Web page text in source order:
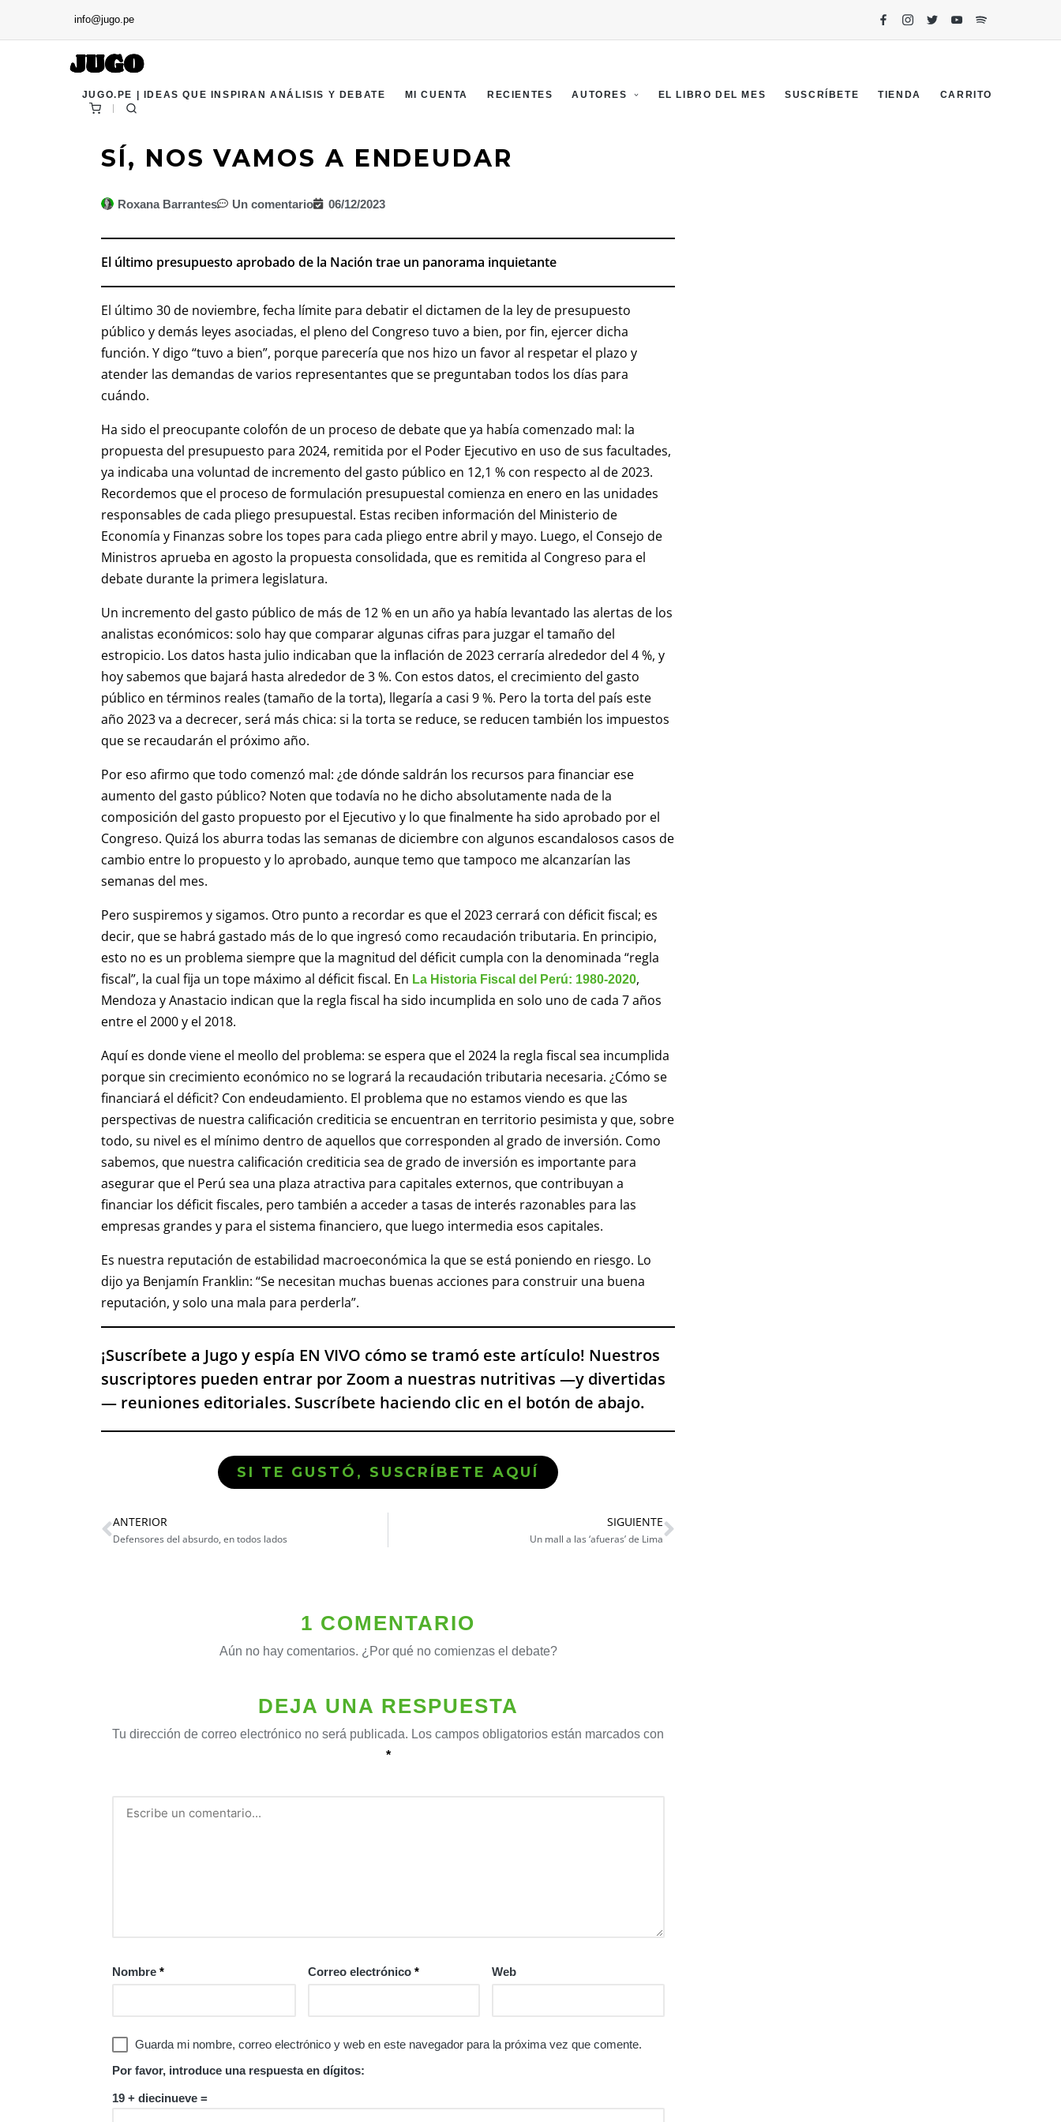
info@jugo.pe
JUGO.PE | IDEAS QUE INSPIRAN ANÁLISIS Y DEBATE MI CUENTA RECIENTES AUTORES EL LIBRO DEL MES SUSCRÍBETE TIENDA CARRITO
SÍ, NOS VAMOS A ENDEUDAR
Roxana Barrantes Un comentario 06/12/2023
El último presupuesto aprobado de la Nación trae un panorama inquietante
El último 30 de noviembre, fecha límite para debatir el dictamen de la ley de presupuesto
público y demás leyes asociadas, el pleno del Congreso tuvo a bien, por fin, ejercer dicha
función. Y digo “tuvo a bien”, porque parecería que nos hizo un favor al respetar el plazo y
atender las demandas de varios representantes que se preguntaban todos los días para
cuándo.
Ha sido el preocupante colofón de un proceso de debate que ya había comenzado mal: la
propuesta del presupuesto para 2024, remitida por el Poder Ejecutivo en uso de sus facultades,
ya indicaba una voluntad de incremento del gasto público en 12,1 % con respecto al de 2023.
Recordemos que el proceso de formulación presupuestal comienza en enero en las unidades
responsables de cada pliego presupuestal. Estas reciben información del Ministerio de
Economía y Finanzas sobre los topes para cada pliego entre abril y mayo. Luego, el Consejo de
Ministros aprueba en agosto la propuesta consolidada, que es remitida al Congreso para el
debate durante la primera legislatura.
Un incremento del gasto público de más de 12 % en un año ya había levantado las alertas de los
analistas económicos: solo hay que comparar algunas cifras para juzgar el tamaño del
estropicio. Los datos hasta julio indicaban que la inflación de 2023 cerraría alrededor del 4 %, y
hoy sabemos que bajará hasta alrededor de 3 %. Con estos datos, el crecimiento del gasto
público en términos reales (tamaño de la torta), llegaría a casi 9 %. Pero la torta del país este
año 2023 va a decrecer, será más chica: si la torta se reduce, se reducen también los impuestos
que se recaudarán el próximo año.
Por eso afirmo que todo comenzó mal: ¿de dónde saldrán los recursos para financiar ese
aumento del gasto público? Noten que todavía no he dicho absolutamente nada de la
composición del gasto propuesto por el Ejecutivo y lo que finalmente ha sido aprobado por el
Congreso. Quizá los aburra todas las semanas de diciembre con algunos escandalosos casos de
cambio entre lo propuesto y lo aprobado, aunque temo que tampoco me alcanzarían las
semanas del mes.
Pero suspiremos y sigamos. Otro punto a recordar es que el 2023 cerrará con déficit fiscal; es
decir, que se habrá gastado más de lo que ingresó como recaudación tributaria. En principio,
esto no es un problema siempre que la magnitud del déficit cumpla con la denominada “regla
fiscal”, la cual fija un tope máximo al déficit fiscal. En La Historia Fiscal del Perú: 1980-2020,
Mendoza y Anastacio indican que la regla fiscal ha sido incumplida en solo uno de cada 7 años
entre el 2000 y el 2018.
Aquí es donde viene el meollo del problema: se espera que el 2024 la regla fiscal sea incumplida
porque sin crecimiento económico no se logrará la recaudación tributaria necesaria. ¿Cómo se
financiará el déficit? Con endeudamiento. El problema que no estamos viendo es que las
perspectivas de nuestra calificación crediticia se encuentran en territorio pesimista y que, sobre
todo, su nivel es el mínimo dentro de aquellos que corresponden al grado de inversión. Como
sabemos, que nuestra calificación crediticia sea de grado de inversión es importante para
asegurar que el Perú sea una plaza atractiva para capitales externos, que contribuyan a
financiar los déficit fiscales, pero también a acceder a tasas de interés razonables para las
empresas grandes y para el sistema financiero, que luego intermedia esos capitales.
Es nuestra reputación de estabilidad macroeconómica la que se está poniendo en riesgo. Lo
dijo ya Benjamín Franklin: “Se necesitan muchas buenas acciones para construir una buena
reputación, y solo una mala para perderla”.
¡Suscríbete a Jugo y espía EN VIVO cómo se tramó este artículo! Nuestros
suscriptores pueden entrar por Zoom a nuestras nutritivas —y divertidas
— reuniones editoriales. Suscríbete haciendo clic en el botón de abajo.
SI TE GUSTÓ, SUSCRÍBETE AQUÍ
ANTERIOR
Defensores del absurdo, en todos lados
SIGUIENTE
Un mall a las ‘afueras’ de Lima
1 COMENTARIO
Aún no hay comentarios. ¿Por qué no comienzas el debate?
DEJA UNA RESPUESTA
Tu dirección de correo electrónico no será publicada. Los campos obligatorios están marcados con
*
Nombre * Correo electrónico * Web
Guarda mi nombre, correo electrónico y web en este navegador para la próxima vez que comente.
Por favor, introduce una respuesta en dígitos:
19 + diecinueve =